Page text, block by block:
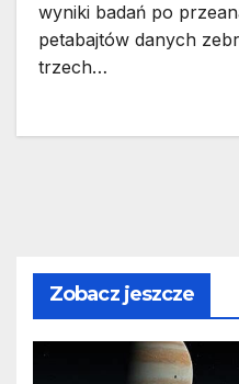
wyniki badań po
petabajtów danych
trzech…
Zobacz jeszcze